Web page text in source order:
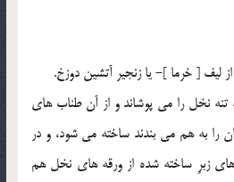
لیف [ خرما ]- یا زنجیر آتشین دوزخ.
نخل را می پوشاند و از آن طناب های
را به هم می بندند ساخته می شود، و در
زبرِ ساخته شده از ورقه های نخل هم